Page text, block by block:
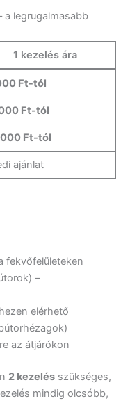
a legrugalmasabb
1 kezelés ára
Ft-tól
Ft-tól
Ft-tól
ajánlat
fekvőfelületeken
–
elérhető
az átjárókon
2 kezelés szükséges,
mindig olcsóbb,